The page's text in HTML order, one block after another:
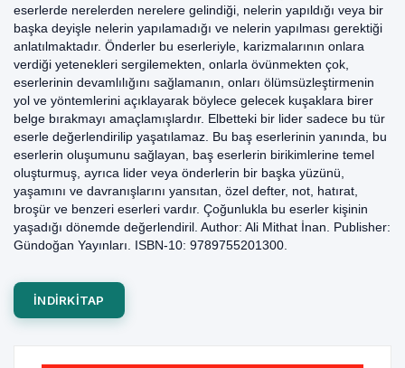
eserlerde nerelerden nerelere gelindiği, nelerin yapıldığı veya bir
başka deyişle nelerin yapılamadığı ve nelerin yapılması gerektiği
anlatılmaktadır. Önderler bu eserleriyle, karizmalarının onlara
verdiği yetenekleri sergilemekten, onlarla övünmekten çok,
eserlerinin devamlılığını sağlamanın, onları ölümsüzleştirmenin
yol ve yöntemlerini açıklayarak böylece gelecek kuşaklara birer
belge bırakmayı amaçlamışlardır. Elbetteki bir lider sadece bu tür
eserle değerlendirilip yaşatılamaz. Bu baş eserlerinin yanında, bu
eserlerin oluşumunu sağlayan, baş eserlerin birikimlerine temel
oluşturmuş, ayrıca lider veya önderlerin bir başka yüzünü,
yaşamını ve davranışlarını yansıtan, özel defter, not, hatırat,
broşür ve benzeri eserleri vardır. Çoğunlukla bu eserler kişinin
yaşadığı dönemde değerlendiril. Author: Ali Mithat İnan. Publisher:
Gündoğan Yayınları. ISBN-10: 9789755201300.
INDIRKITAP